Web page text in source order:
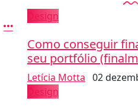
Design
Como conseguir
seu portfólio
Letícia Motta 02
Design